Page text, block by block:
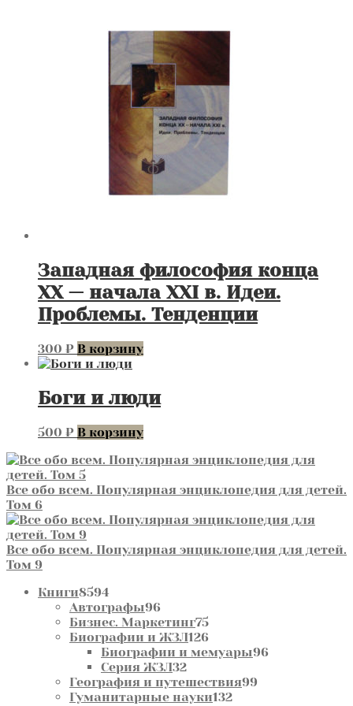
Западная философия конца
XX — начала XXI в. Идеи.
Проблемы. Тенденции
300 ₽ В корзину
Боги и люди
500 ₽ В корзину
Все обо всем. Популярная энциклопедия для детей.
Том 6
Все обо всем. Популярная энциклопедия для детей.
Том 9
Книги8594
товара
Автографы9696
товаров
Бизнес. Маркетинг7575
товаров
Биографии и ЖЗЛ126126
товаров
Биографии и мемуары9696
Серия ЖЗЛ3232
товара
География и путешествия99
Гуманитарные науки132132